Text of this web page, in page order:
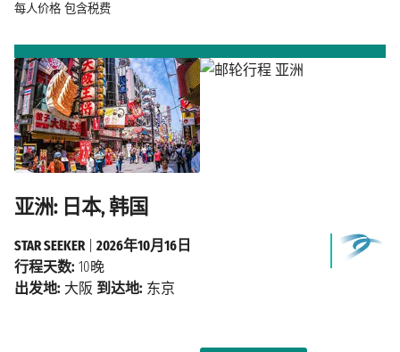
每人价格 包含税费
亚洲: 日本, 韩国
STAR SEEKER| 2026年10月16日
行程天数: 10晚
出发地: 大阪 到达地: 东京